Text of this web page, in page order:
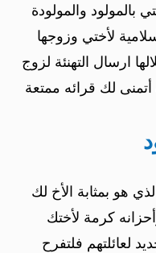
بالمولود والمولودة
لأختي وزوجها
ارسال التهنئة لزوج
أتمنى لك قرائه ممتعة
هو بمثابة الأخ لك
كرمة لأختك
لعائلتهم فلتفرح